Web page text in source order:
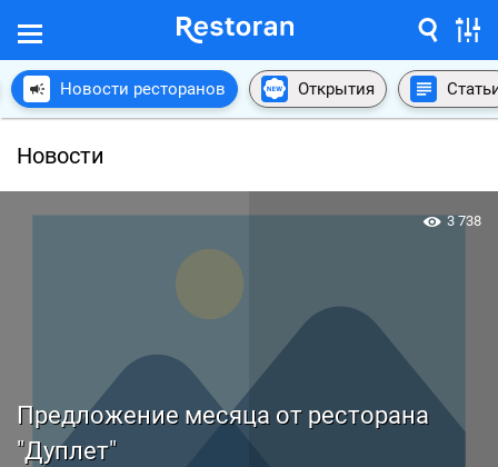
Новости ресторанов Открытия
Новости
Предложение месяца от ресторана
"Дуплет"
3 738